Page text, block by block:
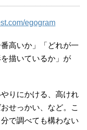
egogram
高いか」「どれが一
描いているか」が
りにかける、高けれ
せっかい、など。こ
で調べても構わない